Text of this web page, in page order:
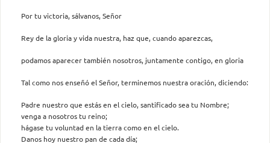
Por tu victoria, sálvanos, Señor
Rey de la gloria y vida nuestra, haz que, cuando aparezcas,
podamos aparecer también nosotros, juntamente contigo, en gloria
Tal como nos enseñó el Señor, terminemos nuestra oración, diciendo:
Padre nuestro que estás en el cielo, santificado sea tu Nombre;
venga a nosotros tu reino;
hágase tu voluntad en la tierra como en el cielo.
Danos hoy nuestro pan de cada día;